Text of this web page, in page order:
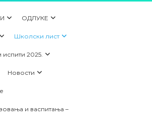
ОДЛУКЕ
Школски лист
испити 2025.
Новости
и васпитања –